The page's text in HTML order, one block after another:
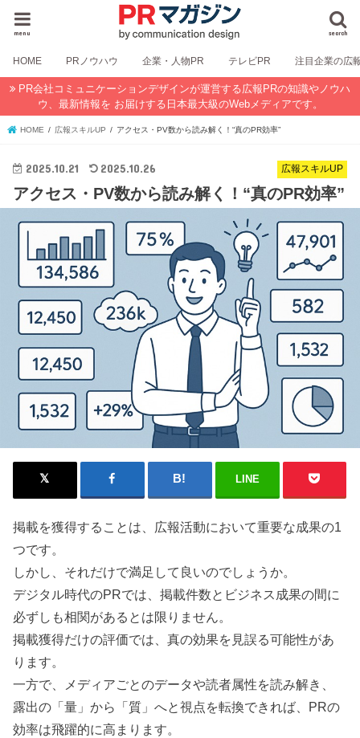
search
menu
HOME PRノウハウ 企業・人物PR テレビPR 注目企業の広
PR会社コミュニケーションデザインが運営する広報PRの知識やノウハ
ウ、最新情報を お届けする日本最大級のWebメディアです。
HOME 広報スキルUP アクセス・PV数から読み解く！“真のPR効率”
広報スキルUP
2025.10.21 2025.10.26
アクセス・PV数から読み解く！“真のPR効率”
LINE
掲載を獲得することは、広報活動において重要な成果の1
つです。
しかし、それだけで満足して良いのでしょうか。
デジタル時代のPRでは、掲載件数とビジネス成果の間に
必ずしも相関があるとは限りません。
掲載獲得だけの評価では、真の効果を見誤る可能性があ
ります。
一方で、メディアごとのデータや読者属性を読み解き、
露出の「量」から「質」へと視点を転換できれば、PRの
効率は飛躍的に高まります。